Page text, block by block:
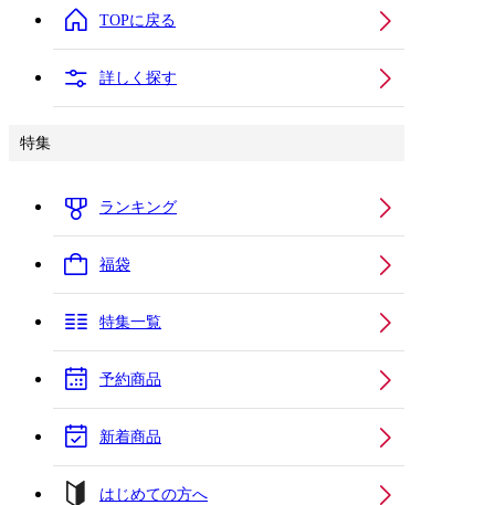
TOPに戻る
詳しく探す
特集
ランキング
福袋
特集一覧
予約商品
新着商品
はじめての方へ